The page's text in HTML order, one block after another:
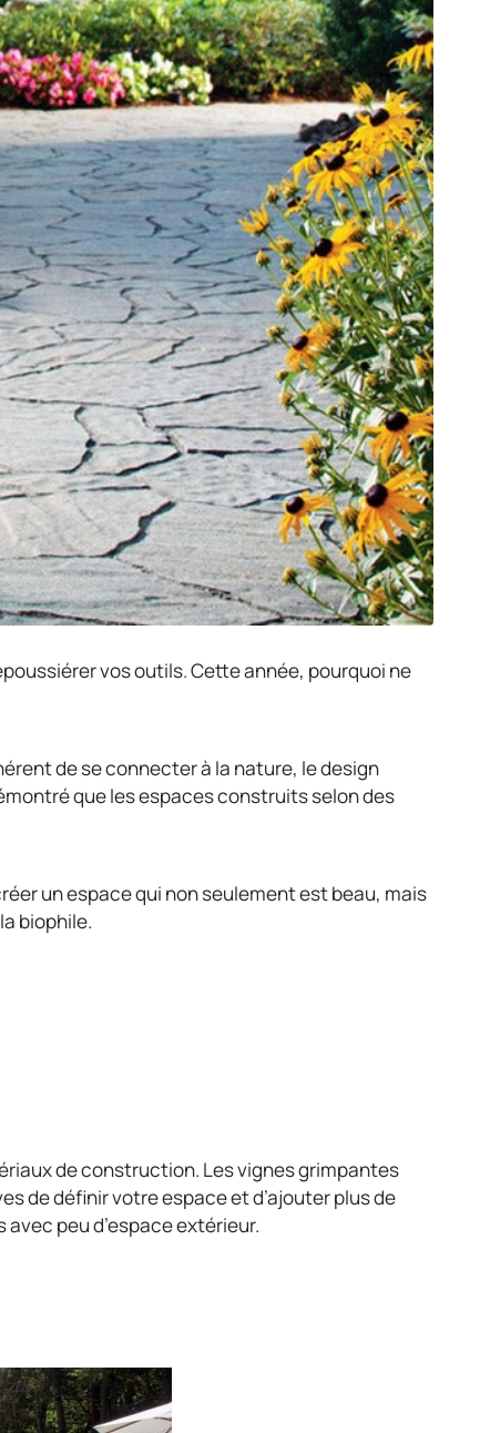
vos outils. Cette année, pourquoi ne
de se connecter à la nature, le design
que les espaces construits selon des
un espace qui non seulement est beau, mais
biophile.
de construction. Les vignes grimpantes
de définir votre espace et d’ajouter plus de
peu d’espace extérieur.